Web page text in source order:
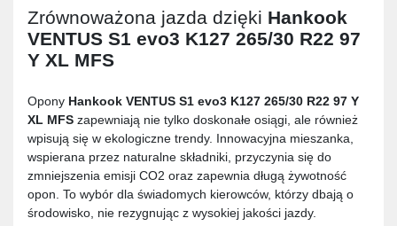
Zrównoważona jazda dzięki Hankook
VENTUS S1 evo3 K127 265/30 R22 97
Y XL MFS
Opony Hankook VENTUS S1 evo3 K127 265/30 R22 97 Y
XL MFS zapewniają nie tylko doskonałe osiągi, ale również
wpisują się w ekologiczne trendy. Innowacyjna mieszanka,
wspierana przez naturalne składniki, przyczynia się do
zmniejszenia emisji CO2 oraz zapewnia długą żywotność
opon. To wybór dla świadomych kierowców, którzy dbają o
środowisko, nie rezygnując z wysokiej jakości jazdy.